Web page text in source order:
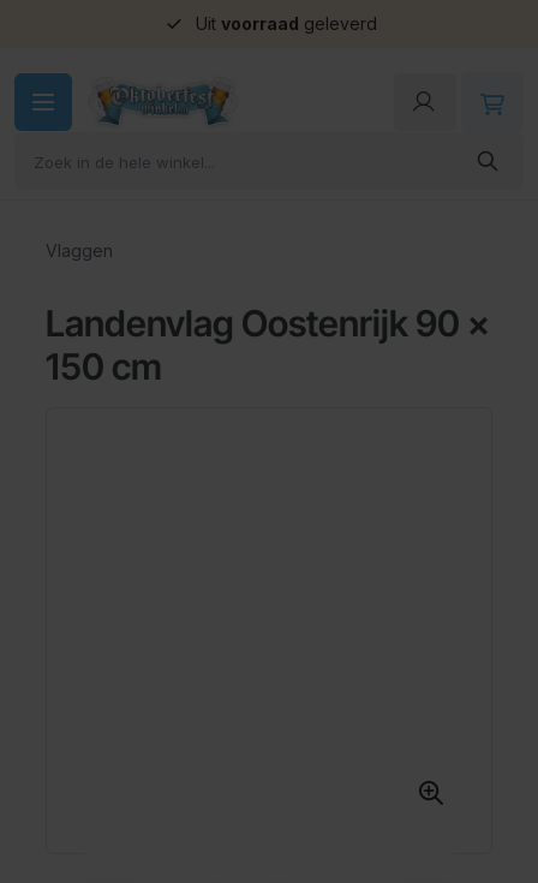
Uit voorraad geleverd
Vlaggen
Landenvlag Oostenrijk 90 x
150 cm